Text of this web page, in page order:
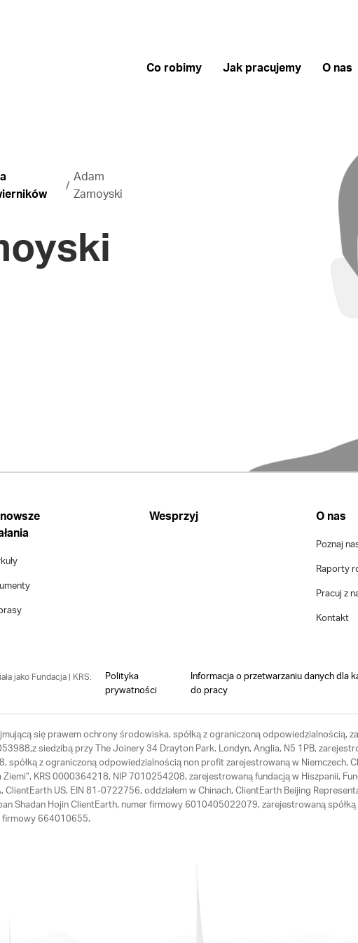
Co robimy Jak pracujemy O nas
Adam
Zamoyski
Wesprzyj O nas
Poznaj
Raporty
Pracuj z
Kontakt
jako Fundacja | KRS:
Polityka
prywatności
Informacja o przetwarzaniu danych dla
do pracy
się prawem ochrony środowiska, spółką z ograniczoną odpowiedzialnością,
siedzibą przy The Joinery 34 Drayton Park. Londyn, Anglia, N5 1PB,
spółką z ograniczoną odpowiedzialnością non profit zarejestrowaną w Niemczech,
KRS 0000364218, NIP 7010254208, zarejestrowaną fundacją w Hiszpanii,
ClientEarth US, EIN 81-0722756, oddziałem w Chinach, ClientEarth Beijing
Shadan Hojin ClientEarth, numer firmowy 6010405022079, zarejestrowaną
firmowy 664010655.